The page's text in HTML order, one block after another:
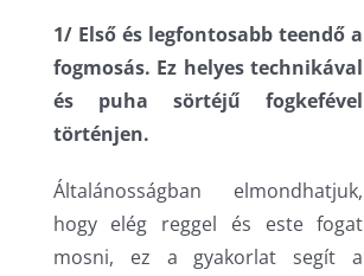
1/ Első és legfontosabb teendő a
fogmosás. Ez helyes technikával
és puha sörtéjű fogkefével
történjen.
Általánosságban elmondhatjuk,
hogy elég reggel és este fogat
mosni, ez a gyakorlat segít a